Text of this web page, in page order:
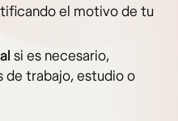
el motivo de tu
si es necesario,
de trabajo, estudio o